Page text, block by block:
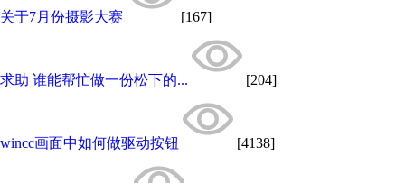
关于7月份摄影大赛​ [167]
求助 谁能帮忙做一份松下的... [204]
wincc画面中如何做驱动按钮 [4138]